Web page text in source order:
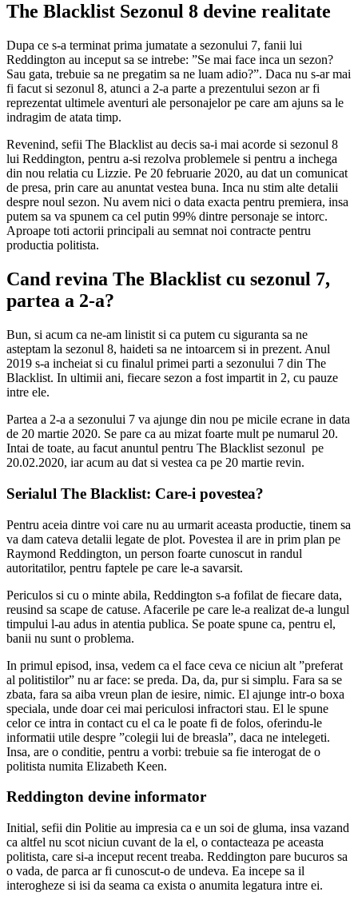
The Blacklist Sezonul 8 devine realitate
Dupa ce s-a terminat prima jumatate a sezonului 7, fanii lui
Reddington au inceput sa se intrebe: ”Se mai face inca un sezon?
Sau gata, trebuie sa ne pregatim sa ne luam adio?”. Daca nu s-ar mai
fi facut si sezonul 8, atunci a 2-a parte a prezentului sezon ar fi
reprezentat ultimele aventuri ale personajelor pe care am ajuns sa le
indragim de atata timp.
Revenind, sefii The Blacklist au decis sa-i mai acorde si sezonul 8
lui Reddington, pentru a-si rezolva problemele si pentru a inchega
din nou relatia cu Lizzie. Pe 20 februarie 2020, au dat un comunicat
de presa, prin care au anuntat vestea buna. Inca nu stim alte detalii
despre noul sezon. Nu avem nici o data exacta pentru premiera, insa
putem sa va spunem ca cel putin 99% dintre personaje se intorc.
Aproape toti actorii principali au semnat noi contracte pentru
productia politista.
Cand revina The Blacklist cu sezonul 7,
partea a 2-a?
Bun, si acum ca ne-am linistit si ca putem cu siguranta sa ne
asteptam la sezonul 8, haideti sa ne intoarcem si in prezent. Anul
2019 s-a incheiat si cu finalul primei parti a sezonului 7 din The
Blacklist. In ultimii ani, fiecare sezon a fost impartit in 2, cu pauze
intre ele.
Partea a 2-a a sezonului 7 va ajunge din nou pe micile ecrane in data
de 20 martie 2020. Se pare ca au mizat foarte mult pe numarul 20.
Intai de toate, au facut anuntul pentru The Blacklist sezonul pe
20.02.2020, iar acum au dat si vestea ca pe 20 martie revin.
Serialul The Blacklist: Care-i povestea?
Pentru aceia dintre voi care nu au urmarit aceasta productie, tinem sa
va dam cateva detalii legate de plot. Povestea il are in prim plan pe
Raymond Reddington, un person foarte cunoscut in randul
autoritatilor, pentru faptele pe care le-a savarsit.
Periculos si cu o minte abila, Reddington s-a fofilat de fiecare data,
reusind sa scape de catuse. Afacerile pe care le-a realizat de-a lungul
timpului l-au adus in atentia publica. Se poate spune ca, pentru el,
banii nu sunt o problema.
In primul episod, insa, vedem ca el face ceva ce niciun alt ”preferat
al politistilor” nu ar face: se preda. Da, da, pur si simplu. Fara sa se
zbata, fara sa aiba vreun plan de iesire, nimic. El ajunge intr-o boxa
speciala, unde doar cei mai periculosi infractori stau. El le spune
celor ce intra in contact cu el ca le poate fi de folos, oferindu-le
informatii utile despre ”colegii lui de breasla”, daca ne intelegeti.
Insa, are o conditie, pentru a vorbi: trebuie sa fie interogat de o
politista numita Elizabeth Keen.
Reddington devine informator
Initial, sefii din Politie au impresia ca e un soi de gluma, insa vazand
ca altfel nu scot niciun cuvant de la el, o contacteaza pe aceasta
politista, care si-a inceput recent treaba. Reddington pare bucuros sa
o vada, de parca ar fi cunoscut-o de undeva. Ea incepe sa il
interogheze si isi da seama ca exista o anumita legatura intre ei.